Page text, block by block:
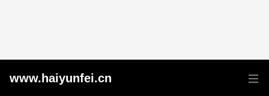
www.haiyunfei.cn